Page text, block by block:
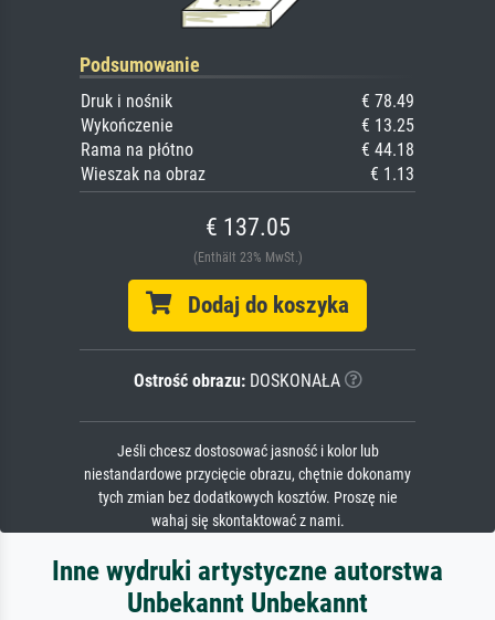
Podsumowanie
Druk i nośnik
€ 78.49
Wykończenie
€ 13.25
Rama na płótno
€ 44.18
Wieszak na obraz
€ 1.13
€ 137.05
(Enthält 23% MwSt.)
Dodaj do koszyka
Ostrość obrazu:DOSKONAŁA
Jeśli chcesz dostosować jasność i kolor lub
niestandardowe przycięcie obrazu, chętnie dokonamy
tych zmian bez dodatkowych kosztów. Proszę nie
wahaj się skontaktować z nami.
Inne wydruki artystyczne autorstwa
Unbekannt Unbekannt